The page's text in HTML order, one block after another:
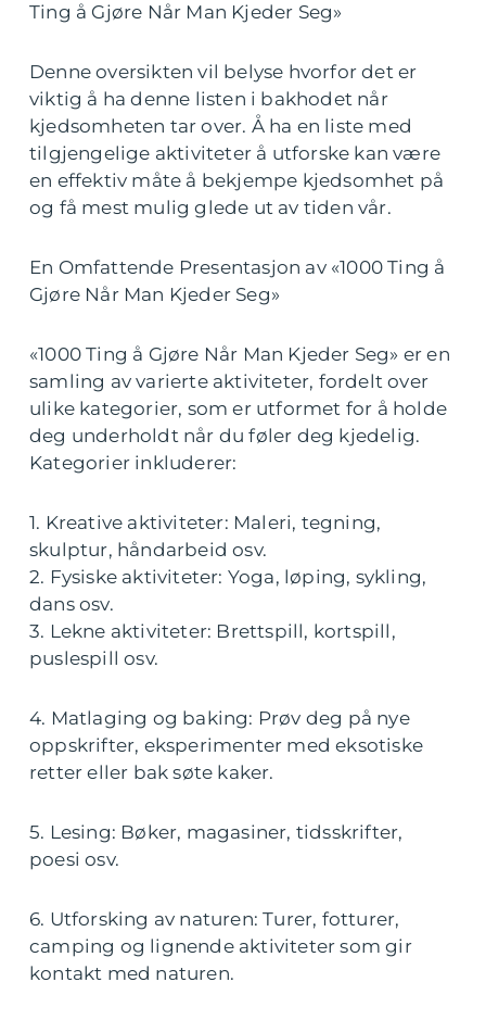
Ting å Gjøre Når Man Kjeder Seg»
Denne oversikten vil belyse hvorfor det er
viktig å ha denne listen i bakhodet når
kjedsomheten tar over. Å ha en liste med
tilgjengelige aktiviteter å utforske kan være
en effektiv måte å bekjempe kjedsomhet på
og få mest mulig glede ut av tiden vår.
En Omfattende Presentasjon av «1000 Ting å
Gjøre Når Man Kjeder Seg»
«1000 Ting å Gjøre Når Man Kjeder Seg» er en
samling av varierte aktiviteter, fordelt over
ulike kategorier, som er utformet for å holde
deg underholdt når du føler deg kjedelig.
Kategorier inkluderer:
1. Kreative aktiviteter: Maleri, tegning,
skulptur, håndarbeid osv.
2. Fysiske aktiviteter: Yoga, løping, sykling,
dans osv.
3. Lekne aktiviteter: Brettspill, kortspill,
puslespill osv.
4. Matlaging og baking: Prøv deg på nye
oppskrifter, eksperimenter med eksotiske
retter eller bak søte kaker.
5. Lesing: Bøker, magasiner, tidsskrifter,
poesi osv.
6. Utforsking av naturen: Turer, fotturer,
camping og lignende aktiviteter som gir
kontakt med naturen.